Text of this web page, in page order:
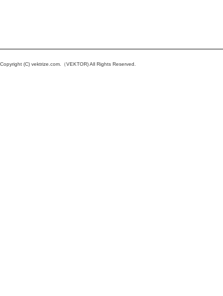
Copyright (C) vektrize.com .（VEKTOR) All Rights Reserved.